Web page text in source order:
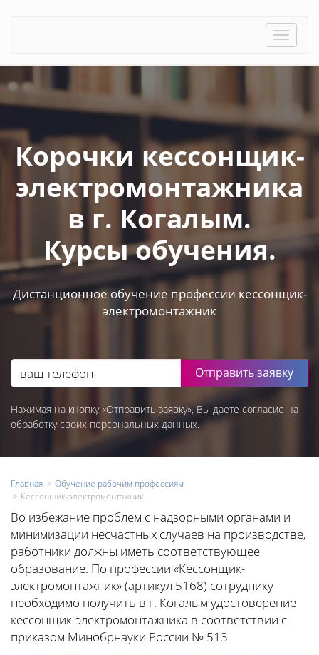
Toggle
Корочки кессонщик-
электромонтажника
в г. Когалым.
Курсы обучения.
Дистанционное обучение профессии кессонщик-
электромонтажник
Отправить заявку
Нажимая на кнопку «Отправить заявку», Вы даете согласие на
обработку своих персональных данных.
Главная
Обучение рабочим профессиям
Кессонщик-электромонтажник
Во избежание проблем с надзорными органами и
минимизации несчастных случаев на производстве,
работники должны иметь соответствующее
образование. По профессии «Кессонщик-
электромонтажник» (артикул 5168) сотруднику
необходимо получить в г. Когалым удостоверение
кессонщик-электромонтажника в соответствии с
приказом Минобрнауки России № 513